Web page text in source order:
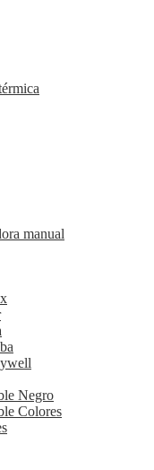
manual
Negro
Colores